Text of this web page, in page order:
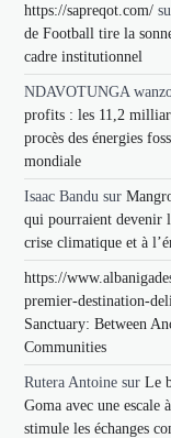
https://sapreqot.com/
de Football tire la
cadre institutionnel
NDAVOTUNGA
profits : les 11,2
procès des énergies
mondiale
Isaac Bandu sur
qui pourraient devenir
crise climatique et à
https://
premier-destination-
Sanctuary: Between
Communities
Rutera Antoine surLe
Goma avec une
stimule les échanges